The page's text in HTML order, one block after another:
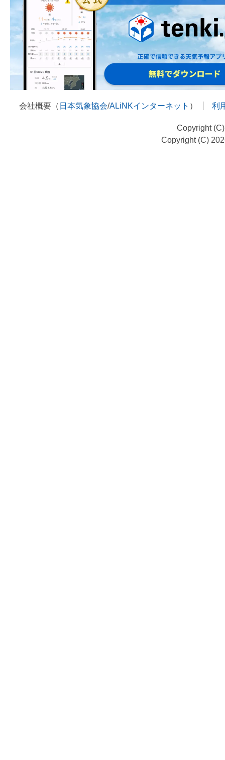
会社概要（ 日本気象協会/ALiNKインターネット ） 利
Copyright
Copyright (C)